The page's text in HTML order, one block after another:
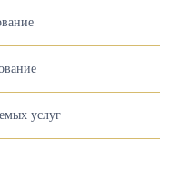
услуг